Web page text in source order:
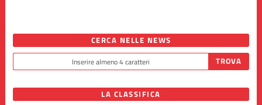
CERCA NELLE NEWS
LA CLASSIFICA